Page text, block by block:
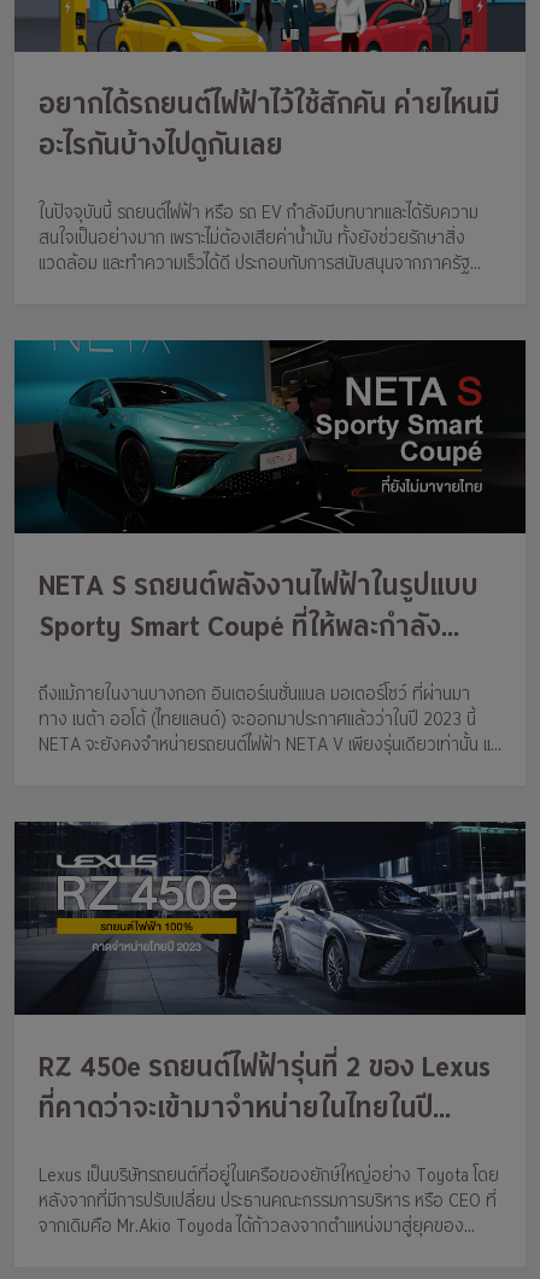
อยากได้รถยนต์ไฟฟ้าไว้ใช้สักคัน ค่ายไหนมี
อะไรกันบ้างไปดูกันเลย
ในปัจจุบันนี้ รถยนต์ไฟฟ้า หรือ รถ EV กำลังมีบทบาทและได้รับความ
สนใจเป็นอย่างมาก เพราะไม่ต้องเสียค่าน้ำมัน ทั้งยังช่วยรักษาสิ่ง
แวดล้อม และทำความเร็วได้ดี ประกอบกับการสนับสนุนจากภาครัฐ
NETA S รถยนต์พลังงานไฟฟ้าในรูปแบบ
Sporty Smart Coupé ที่ให้พละกำลัง
ถึงแม้ภายในงานบางกอก อินเตอร์เนชั่นแนล มอเตอร์โชว์ ที่ผ่านมา
ทาง เนต้า ออโต้ (ไทยแลนด์) จะออกมาประกาศแล้วว่าในปี 2023 นี้
NETA จะยังคงจำหน่ายรถยนต์ไฟฟ้า NETA V เพียงรุ่นเดียวเท่านั้น แต่
RZ 450e รถยนต์ไฟฟ้ารุ่นที่ 2 ของ Lexus
ที่คาดว่าจะเข้ามาจำหน่ายในไทยในปี
Lexus เป็นบริษัทรถยนต์ที่อยู่ในเครือของยักษ์ใหญ่อย่าง Toyota โดย
หลังจากที่มีการปรับเปลี่ยน ประธานคณะกรรมการบริหาร หรือ CEO ที่
จากเดิมคือ Mr.Akio Toyoda ได้ก้าวลงจากตำแหน่งมาสู่ยุคของ